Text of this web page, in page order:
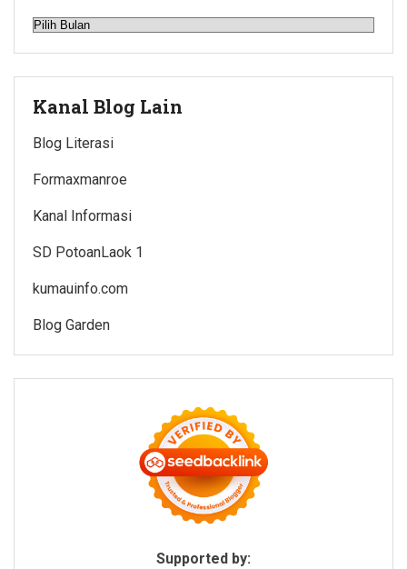
Arsip
Kanal Blog Lain
Blog Literasi
Formaxmanroe
Kanal Informasi
SD PotoanLaok 1
kumauinfo.com
Blog Garden
Supported by: